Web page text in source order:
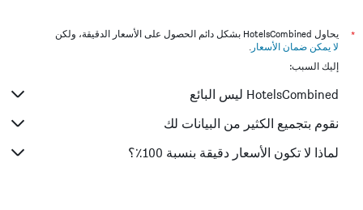
*
يحاول HotelsCombined بشكل دائم الحصول على الأسعار الدقيقة، ولكن
لا يمكن ضمان الأسعار .
إليك السبب:
HotelsCombined ليس البائع
نقوم بتجميع الكثير من البيانات لك
لماذا لا تكون الأسعار دقيقة بنسبة 100٪؟